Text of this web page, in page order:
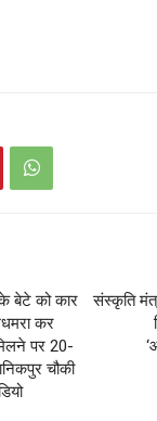
बेटे को कार
कर
पर 20-
चौकी
संस्कृति